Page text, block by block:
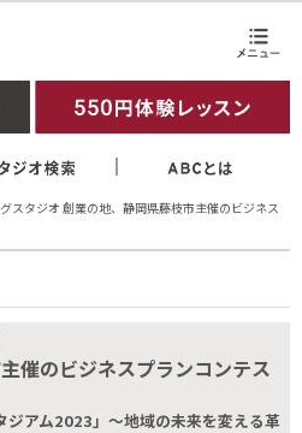
スタジオ 創業の地、静岡県藤枝市主催のビジネス
催のビジネスプランコンテス
ジアム2023」～地域の未来を変える革